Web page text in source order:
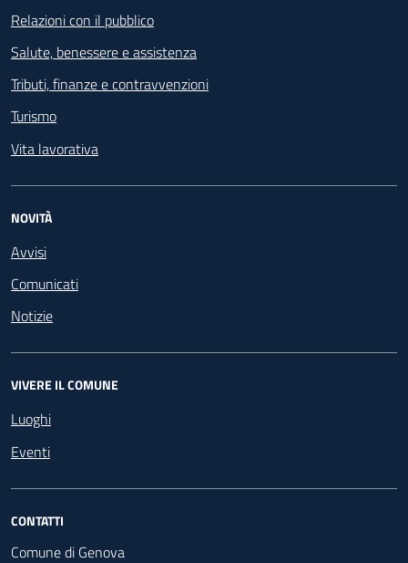
Relazioni con il pubblico
Salute, benessere e assistenza
Tributi, finanze e contravvenzioni
Turismo
Vita lavorativa
NOVITÀ
Avvisi
Comunicati
Notizie
VIVERE IL COMUNE
Luoghi
Eventi
CONTATTI
Comune di Genova